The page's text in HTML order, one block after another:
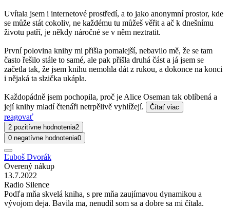
Uvítala jsem i internetové prostředí, a to jako anonymní prostor, kde
se může stát cokoliv, ne každému tu můžeš věřit a ač k dnešnímu
životu patří, je někdy náročné se v něm neztratit.
První polovina knihy mi přišla pomalejší, nebavilo mě, že se tam
často řešilo stále to samé, ale pak přišla druhá část a já jsem se
začetla tak, že jsem knihu nemohla dát z rukou, a dokonce na konci
i nějaká ta slzička ukápla.
Každopádně jsem pochopila, proč je Alice Oseman tak oblíbená a
její knihy mladí čtenáři netrpělivě vyhlížejí.
Čítať viac
reagovať
2 pozitívne hodnotenia2
0 negatívne hodnotenia0
Ľuboš Dvorák
Overený nákup
13.7.2022
Radio Silence
Podľa mňa skvelá kniha, s pre mňa zaujímavou dynamikou a
vývojom deja. Bavila ma, nenudil som sa a dobre sa mi čítala.